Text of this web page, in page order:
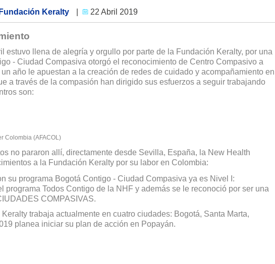
Keralty 22 Abril 2019
estuvo llena de alegría y orgullo por parte de la Fundación Keralty, por una
- Ciudad Compasiva otorgó el reconocimiento de Centro Compasivo a
año le apuestan a la creación de redes de cuidado y acompañamiento en
a través de la compasión han dirigido sus esfuerzos a seguir trabajando
son:
Colombia (AFACOL)
no pararon allí, directamente desde Sevilla, España, la New Health
a la Fundación Keralty por su labor en Colombia:
su programa Bogotá Contigo - Ciudad Compasiva ya es Nivel I:
programa Todos Contigo de la NHF y además se le reconoció por ser una
COMPASIVAS.
trabaja actualmente en cuatro ciudades: Bogotá, Santa Marta,
planea iniciar su plan de acción en Popayán.